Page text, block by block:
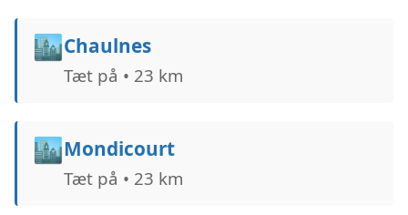
🏙️Chaulnes
Tæt på • 23 km
🏙️Mondicourt
Tæt på • 23 km